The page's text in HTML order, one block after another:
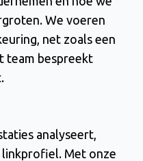
We voeren
net zoals een
team bespreekt
analyseert,
Met onze